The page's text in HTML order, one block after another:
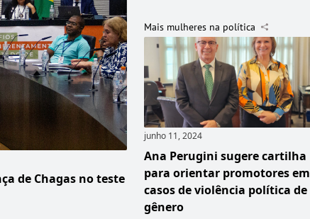
de Chagas no teste
Mais mulheres na política
junho 11, 2024
Ana Perugini sugere cartilha
para orientar promotores em
casos de violência política de
gênero